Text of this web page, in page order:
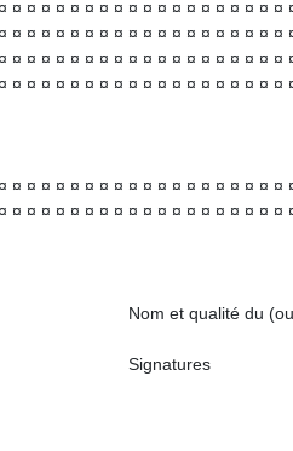
¤ ¤ ¤ ¤ ¤ ¤ ¤ ¤ ¤ ¤ ¤ ¤ ¤ ¤ ¤ ¤ ¤ ¤ ¤
¤ ¤ ¤ ¤ ¤ ¤ ¤ ¤ ¤ ¤ ¤ ¤ ¤ ¤ ¤ ¤ ¤ ¤ ¤
¤ ¤ ¤ ¤ ¤ ¤ ¤ ¤ ¤ ¤ ¤ ¤ ¤ ¤ ¤ ¤ ¤ ¤ ¤
¤ ¤ ¤ ¤ ¤ ¤ ¤ ¤ ¤ ¤ ¤ ¤ ¤ ¤ ¤ ¤ ¤ ¤ ¤
¤ ¤ ¤ ¤ ¤ ¤ ¤ ¤ ¤ ¤ ¤ ¤ ¤ ¤ ¤ ¤ ¤ ¤ ¤
¤ ¤ ¤ ¤ ¤ ¤ ¤ ¤ ¤ ¤ ¤ ¤ ¤ ¤ ¤ ¤ ¤ ¤ ¤
(ou des)